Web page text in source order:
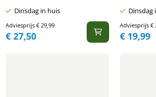
Dinsdag in huis
Adviesprijs €29,99
€27,50
Dinsdag
Adviesprijs €
€19,99